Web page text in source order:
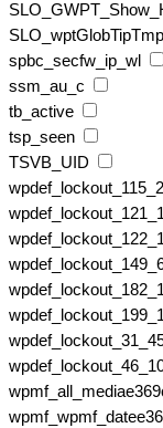
SLO_wptGlobTipTmp
spbc_secfw_ip_wl
ssm_au_c
tb_active
tsp_seen
TSVB_UID